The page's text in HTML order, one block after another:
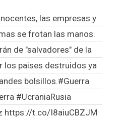
las empresas y
se frotan las manos.
de "salvadores" de la
los paises destruidos ya
bolsillos.#Guerra
#UcraniaRusia
https://t.co/I8aiuCBZJM